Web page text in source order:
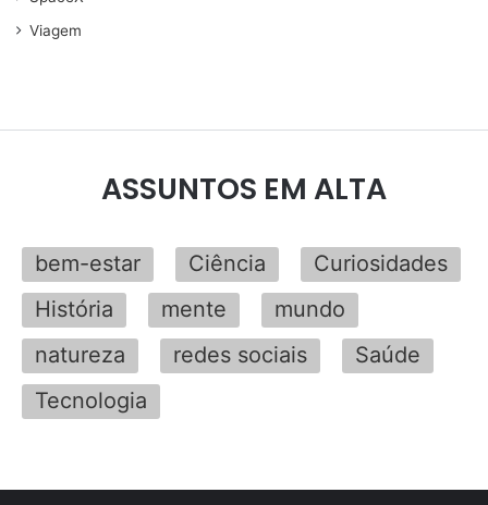
Viagem
ASSUNTOS EM ALTA
bem-estar Ciência
Curiosidades
História
mente
mundo
natureza
redes sociais
Saúde
Tecnologia